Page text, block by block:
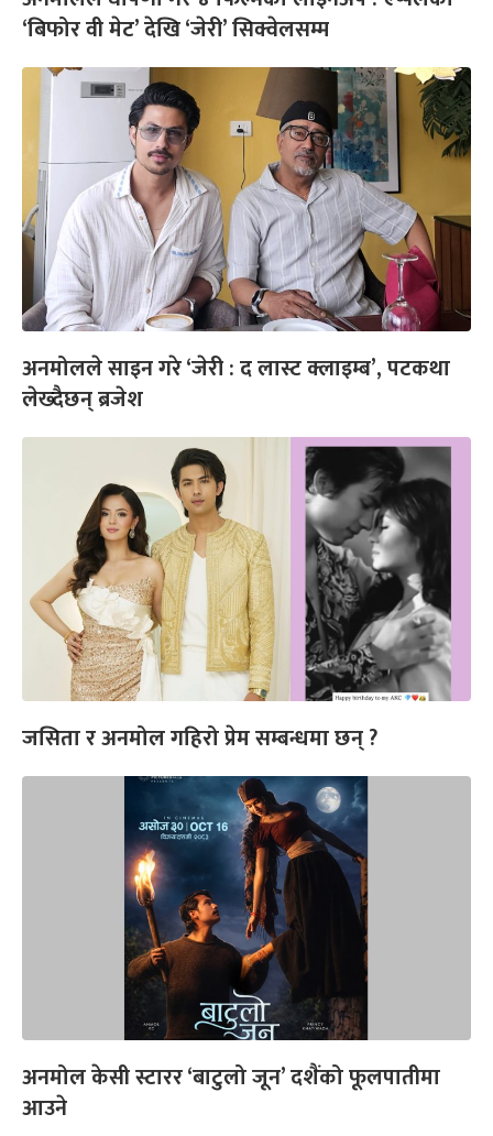
‘बिफोर वी मेट’ देखि ‘जेरी’ सिक्वेलसम्म
अनमोलले साइन गरे ‘जेरी : द लास्ट क्लाइम्ब’, पटकथा
लेख्दैछन् ब्रजेश
जसिता र अनमोल गहिरो प्रेम सम्बन्धमा छन् ?
अनमोल केसी स्टारर ‘बाटुलो जून’ दशैंको फूलपातीमा
आउने